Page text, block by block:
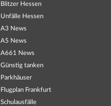
Blitzer Hessen
Unfälle Hessen
A3 News
A5 News
A661 News
Günstig tanken
Parkhäuser
Flugplan Frankfurt
Schulausfälle